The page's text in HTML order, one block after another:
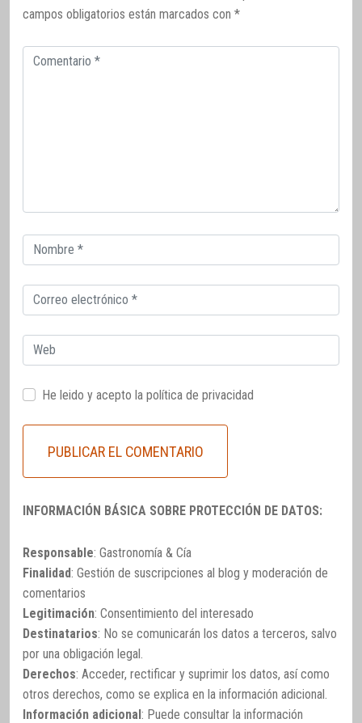
campos obligatorios están marcados con *
Comentario
Correo
electrónico
Correo
electrónico
Web
He leido y acepto la política de privacidad
INFORMACIÓN BÁSICA SOBRE PROTECCIÓN DE DATOS:
Responsable: Gastronomía & Cía
Finalidad: Gestión de suscripciones al blog y moderación de
comentarios
Legitimación: Consentimiento del interesado
Destinatarios: No se comunicarán los datos a terceros, salvo
por una obligación legal.
Derechos: Acceder, rectificar y suprimir los datos, así como
otros derechos, como se explica en la información adicional.
Información adicional: Puede consultar la información